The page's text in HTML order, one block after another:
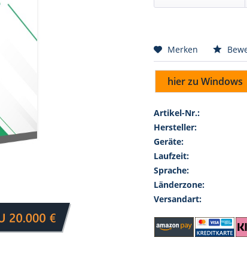
Merken
hier zu Windows
Artikel-Nr.:
Hersteller:
Geräte:
Laufzeit:
Sprache:
Länderzone:
Versandart: